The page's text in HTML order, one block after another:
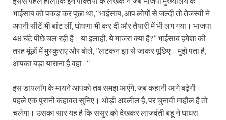
भाईसाब को पकड़ कर पूछा था, ‘’भाईसाब, आप लोगों से जल्दी तो तेजस्वी ने
अपनी सीटें भी बांट लीं, घोषणा भी कर दी और तैयारी में भी लग गया। भाजपा
48 घंटे पीछे चल रही है। या इलाही, ये माजरा क्या है?’’ भाईसाब हमेशा की
तरह मूंछों में मुस्कुराए और बोले, ‘’लटकन झा से जाकर पूछिए। मुझे पता है,
आपका बड़ा याराना है वहां।‘’
इस डायलॉग के मायने आपको तब समझ आएंगे, जब कहानी आगे बढ़ेगी।
पहले एक पुरानी कहावत सुनिए। थोड़ी अश्लील है, पर चुनावी माहौल है तो
चलेगा। उसका सार यह है कि ससुर को देखकर लाजवंती बहू ने घाघरा